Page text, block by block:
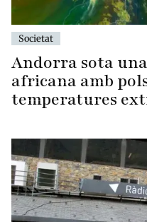
Societat
Andorra sota
africana amb
temperatures